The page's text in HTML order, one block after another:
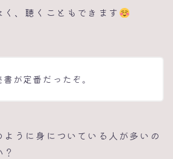
、聴くこともできます
が定番だったぞ。
うに身についている人が多いの